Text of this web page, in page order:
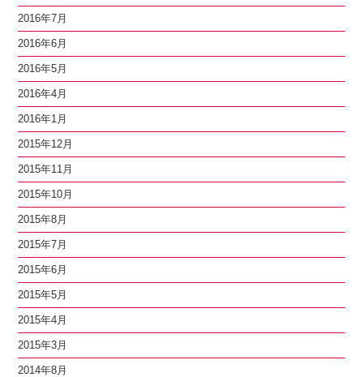
2016年7月
2016年6月
2016年5月
2016年4月
2016年1月
2015年12月
2015年11月
2015年10月
2015年8月
2015年7月
2015年6月
2015年5月
2015年4月
2015年3月
2014年8月